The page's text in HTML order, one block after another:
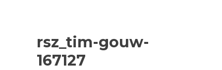
rsz_tim-gouw-
167127